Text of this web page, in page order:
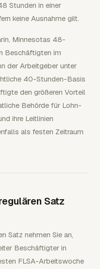
Stunden in einer
keine Ausnahme gilt.
Minnesotas 48-
Beschäftigten im
der Arbeitgeber unter
40-Stunden-Basis
den größeren Vorteil
Behörde für Lohn-
ihre Leitlinien
als festen Zeitraum
Satz
Satz nehmen Sie an,
Beschäftigter in
FLSA-Arbeitswoche